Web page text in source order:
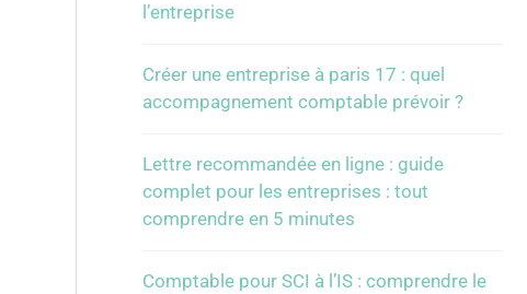
l’entreprise
Créer une entreprise à paris 17 : quel
accompagnement comptable prévoir ?
Lettre recommandée en ligne : guide
complet pour les entreprises : tout
comprendre en 5 minutes
Comptable pour SCI à l’IS : comprendre le